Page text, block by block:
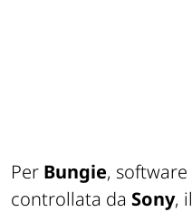
Per Bungie,
controllata da Sony,